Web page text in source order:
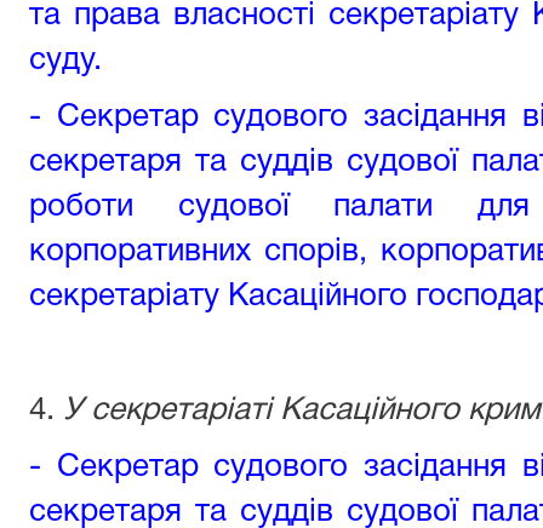
та права власності секретаріату
суду.
- Cекретар судового засідання
секретаря та суддів судової
роботи судової палати
корпоративних спорів‚
секретаріату Касаційного
4. У секретаріаті Касаційного
- Секретар судового засідання
секретаря та суддів судової